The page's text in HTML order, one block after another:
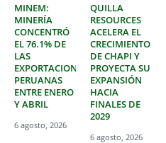
MINEM:
MINERÍA
CONCENTRÓ
EL 76.1% DE
LAS
EXPORTACIONES
PERUANAS
ENTRE ENERO
Y ABRIL
6 agosto, 2026
QUILLA
RESOURCES
ACELERA EL
CRECIMIENTO
DE CHAPI Y
PROYECTA SU
EXPANSIÓN
HACIA
FINALES DE
2029
6 agosto, 2026